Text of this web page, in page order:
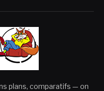
plans, comparatifs — on